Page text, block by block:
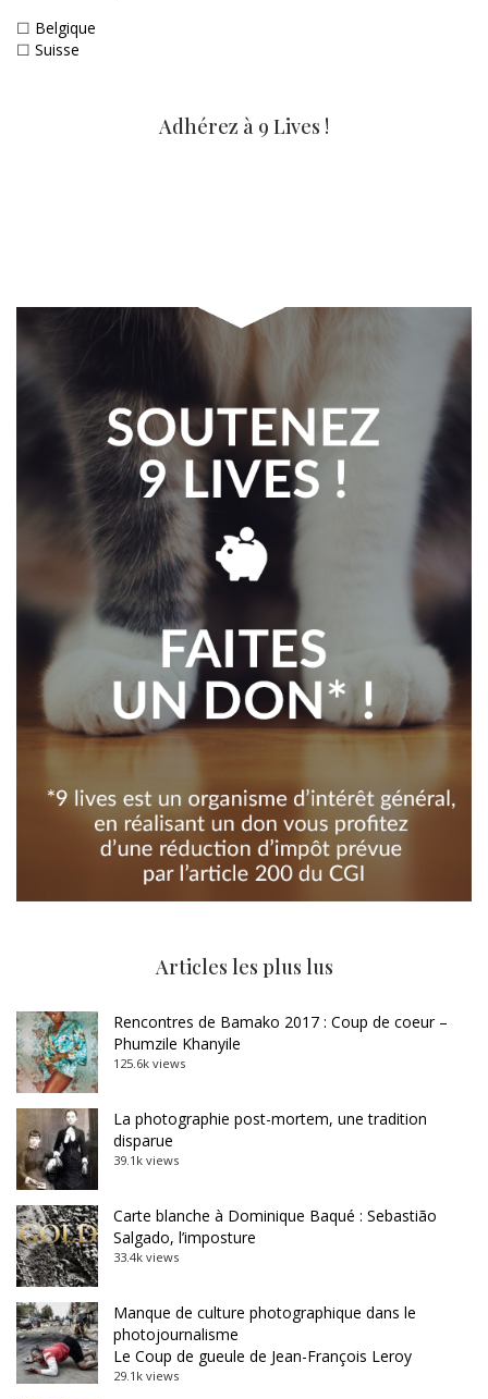
☐ Belgique
☐ Suisse
Adhérez à 9 Lives !
Articles les plus lus
Rencontres de Bamako 2017 : Coup de coeur –
Phumzile Khanyile
125.6k views
La photographie post-mortem, une tradition
disparue
39.1k views
Carte blanche à Dominique Baqué : Sebastião
Salgado, l’imposture
33.4k views
Manque de culture photographique dans le
photojournalisme
Le Coup de gueule de Jean-François Leroy
29.1k views